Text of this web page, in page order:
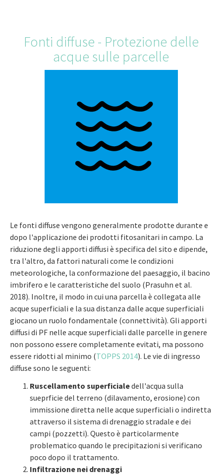
Fonti diffuse - Protezione delle
acque sulle parcelle
Le fonti diffuse vengono generalmente prodotte durante e
dopo l'applicazione dei prodotti fitosanitari in campo. La
riduzione degli apporti diffusi è specifica del sito e dipende,
tra l'altro, da fattori naturali come le condizioni
meteorologiche, la conformazione del paesaggio, il bacino
imbrifero e le caratteristiche del suolo (Prasuhn et al.
2018). Inoltre, il modo in cui una parcella è collegata alle
acque superficiali e la sua distanza dalle acque superficiali
giocano un ruolo fondamentale (connettività). Gli apporti
diffusi di PF nelle acque superficiali dalle parcelle in genere
non possono essere completamente evitati, ma possono
essere ridotti al minimo (TOPPS 2014). Le vie di ingresso
diffuse sono le seguenti:
Ruscellamento superficialedell'acqua sulla
sueprficie del terreno (dilavamento, erosione) con
immissione diretta nelle acque superficiali o indiretta
attraverso il sistema di drenaggio stradale e dei
campi (pozzetti). Questo è particolarmente
problematico quando le precipitazioni si verificano
poco dopo il trattamento.
Infiltrazione nei drenaggi